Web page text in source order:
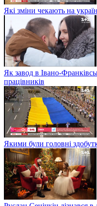
Які зміни чекають на
Як завод в Івано-
працівників
Якими були головні